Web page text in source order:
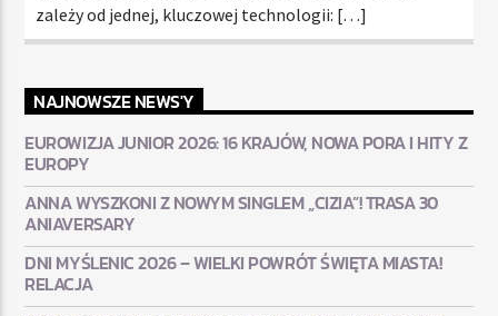
zależy od jednej, kluczowej technologii: […]
NAJNOWSZE NEWS'Y
EUROWIZJA JUNIOR 2026: 16 KRAJÓW, NOWA PORA I HITY Z
EUROPY
ANNA WYSZKONI Z NOWYM SINGLEM „CIZIA”! TRASA 30
ANIAVERSARY
DNI MYŚLENIC 2026 – WIELKI POWRÓT ŚWIĘTA MIASTA!
RELACJA